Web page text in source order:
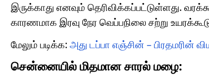
இருக்காது எனவும் தெரிவிக்கப்பட்டுள்ளது.
காரணமாக இரவு நேர வெப்பநிலை சற்று
மேலும் படிக்க: அது டப்பா எஞ்சின் – பிரதமரின்
சென்னையில் மிதமான சாரல் மழை: